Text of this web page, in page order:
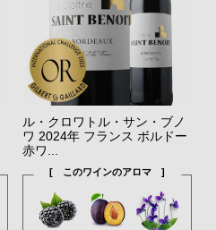
ル・クロワトル・サン・ブノ
ワ 2024年 フランス ボルドー
赤ワ...
[ このワインのアロマ ]